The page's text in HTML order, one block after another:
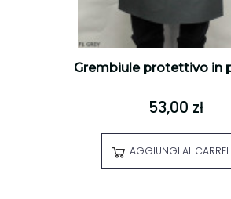
Grembiule protettivo in
53,00 zł
AGGIUNGI AL